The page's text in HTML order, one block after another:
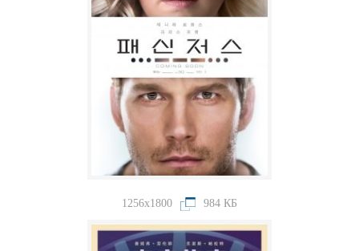
1256x1800 984 КБ